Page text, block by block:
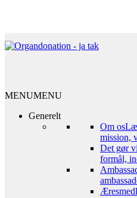
MENUMENU
Generelt
Om os
mission,
Det gør vi
formål,